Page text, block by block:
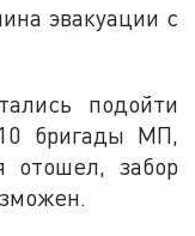
эвакуации с
подойти
бригады МП,
отошел, забор